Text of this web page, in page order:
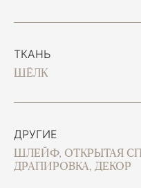
ТКАНЬ
ШЁЛК
ДРУГИЕ
ШЛЕЙФ, ОТКРЫТАЯ
ДРАПИРОВКА, ДЕКОР